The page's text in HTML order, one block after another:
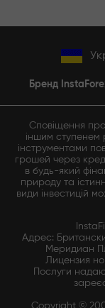
Бренд
Сповіщення про
іншим ступенем
інструментами
грошей через
в будь-який
природу та
види інвестицій
Адрес:
Меридиан
Лицензия
Послуги
Copyright ©